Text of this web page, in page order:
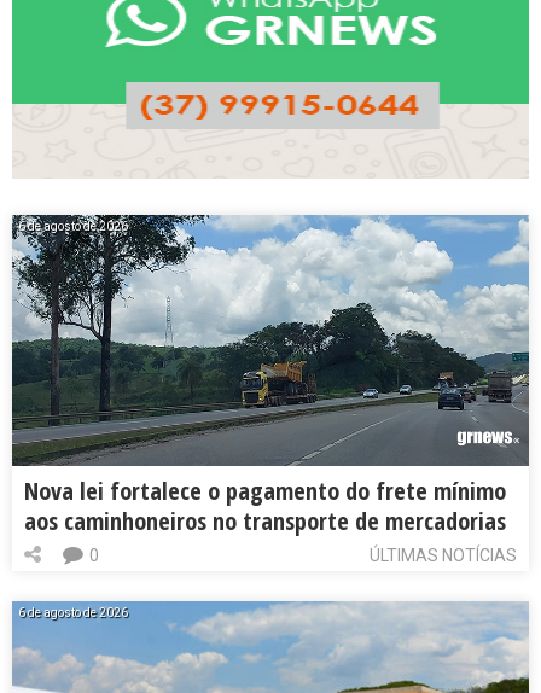
6 de agosto de 2026
Nova lei fortalece o pagamento do frete mínimo
aos caminhoneiros no transporte de mercadorias
ÚLTIMAS NOTÍCIAS
0
6 de agosto de 2026